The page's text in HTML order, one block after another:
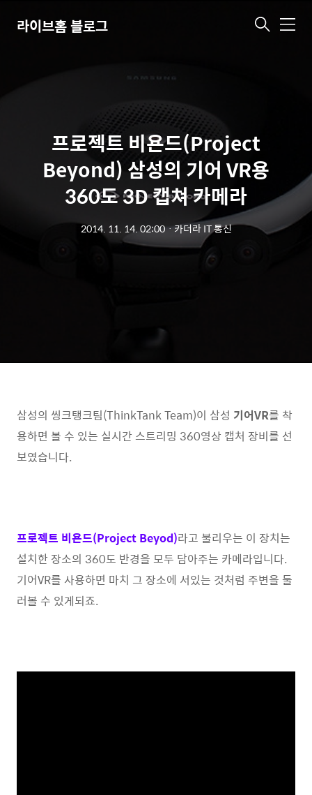
라이브홈 블로그 메
프로젝트 비욘드(Project
Beyond) 삼성의 기어 VR용
360도 3D 캡쳐 카메라
2014. 11. 14. 02:00ㆍ카더라 IT 통신
삼성의 씽크탱크팀(ThinkTank Team)이 삼성 기어VR를 착
용하면 볼 수 있는 실시간 스트리밍 360영상 캡처 장비를 선
보였습니다.
프로젝트 비욘드(Project Beyod)라고 불리우는 이 장치는
설치한 장소의 360도 반경을 모두 담아주는 카메라입니다.
기어VR를 사용하면 마치 그 장소에 서있는 것처럼 주변을 둘
러볼 수 있게되죠.